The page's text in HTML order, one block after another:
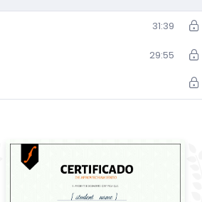
31:39
29:55